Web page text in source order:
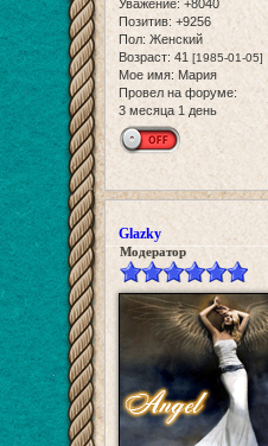
Уважение: +8040
Позитив: +9256
Пол: Женский
Возраст: 41 [1985-01-05]
Мое имя: Мария
Провел на форуме:
3 месяца 1 день
Glazky
Модератор